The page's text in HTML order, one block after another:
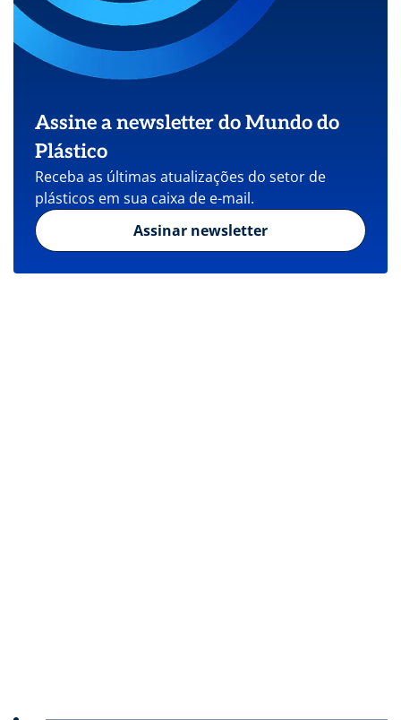
Assine a newsletter do Mundo do
Plástico
Receba as últimas atualizações do setor de
plásticos em sua caixa de e-mail.
Assinar newsletter